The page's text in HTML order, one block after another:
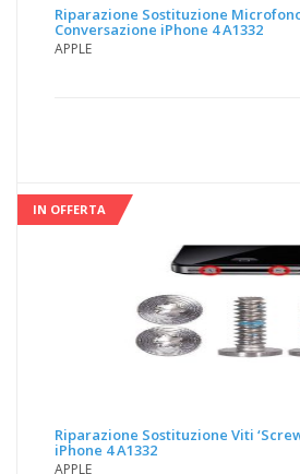
Riparazione Sostituzione
Conversazione iPhone 4 A1332
APPLE
IN OFFERTA
Riparazione Sostituzione Viti
iPhone 4 A1332
APPLE